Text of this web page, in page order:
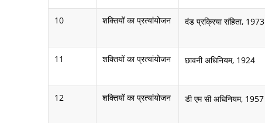
10 शक्तियों का प्रत्यांयोजन दंड प्रक्रिया संहिता, 1973
11 शक्तियों का प्रत्यांयोजन छावनी अधिनियम, 1924
12 शक्तियों का प्रत्यांयोजन डी एम सी अधिनियम, 1957